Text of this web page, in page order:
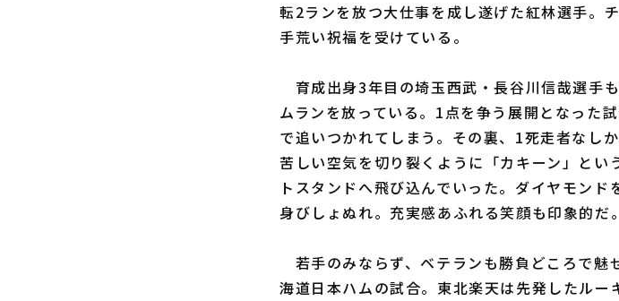
転2ランを放つ大仕事を成し遂げた紅林選手。
手荒い祝福を受けている。
育成出身3年目の埼玉西武・長谷川信哉選手
ムランを放っている。1点を争う展開となった
で追いつかれてしまう。その裏、1死走者なし
苦しい空気を切り裂くように「カキーン」と
トスタンドへ飛び込んでいった。ダイヤモン
身びしょぬれ。充実感あふれる笑顔も印象的だ。
若手のみならず、ベテランも勝負どころで魅
海道日本ハムの試合。東北楽天は先発したル